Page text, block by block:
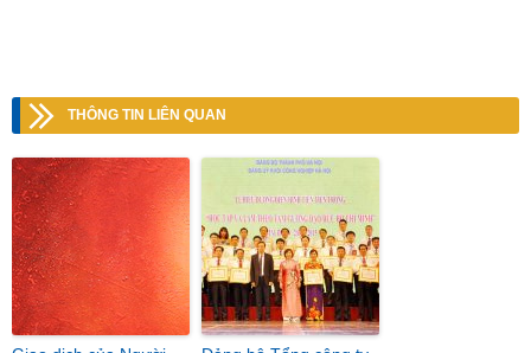
THÔNG TIN LIÊN QUAN